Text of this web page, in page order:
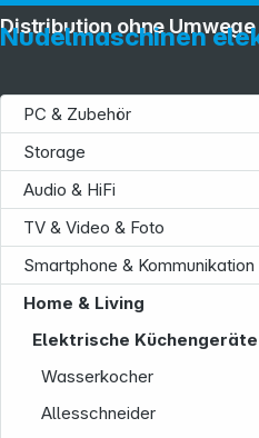
Nudelmaschinen
PC & Zubehör
Storage
Audio & HiFi
TV & Video & Foto
Smartphone & Kommunikation
Home & Living
Elektrische Küchengeräte
Wasserkocher
Allesschneider
Distribution ohne Umwege
Service